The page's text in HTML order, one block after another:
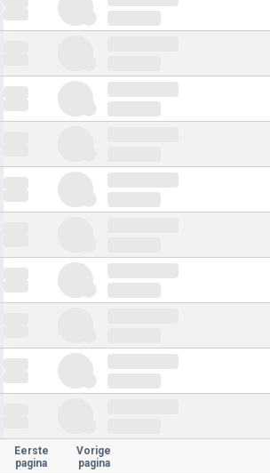
Eerste
pagina
Vorige
pagina